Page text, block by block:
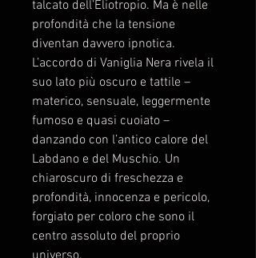
talcato dell’Eliotropio. Ma è nelle
profondità che la tensione
diventan davvero ipnotica.
L’accordo di Vaniglia Nera rivela il
suo lato più oscuro e tattile –
materico, sensuale, leggermente
fumoso e quasi cuoiato –
danzando con l’antico calore del
Labdano e del Muschio. Un
chiaroscuro di freschezza e
profondità, innocenza e pericolo,
forgiato per coloro che sono il
centro assoluto del proprio